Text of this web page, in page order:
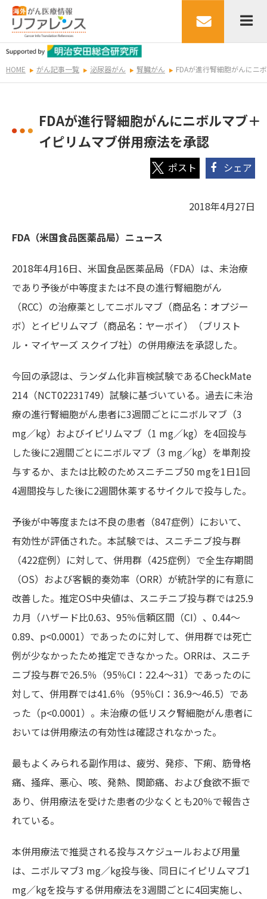
HOME がん記事一覧 泌尿器がん 腎臓がん FDAが進行腎細胞がんにニ
FDAが進行腎細胞がんにニボルマブ＋
イピリムマブ併用療法を承認
シェア
2018年4月27日
FDA（米国食品医薬品局）ニュース
2018年4月16日、米国食品医薬品局（FDA）は、未治療
であり予後が中等度または不良の進行腎細胞がん
（RCC）の治療薬としてニボルマブ（商品名：オプジー
ボ）とイピリムマブ（商品名：ヤーボイ）（ブリスト
ル・マイヤーズ スクイブ社）の併用療法を承認した。
今回の承認は、ランダム化非盲検試験であるCheckMate
214（NCT02231749）試験に基づいている。過去に未治
療の進行腎細胞がん患者に3週間ごとにニボルマブ（3
mg／kg）およびイピリムマブ（1 mg／kg）を4回投与
した後に2週間ごとにニボルマブ（3 mg／kg）を単剤投
与するか、または比較のためスニチニブ50 mgを1日1回
4週間投与した後に2週間休薬するサイクルで投与した。
予後が中等度または不良の患者（847症例）において、
有効性が評価された。本試験では、スニチニブ投与群
（422症例）に対して、併用群（425症例）で全生存期間
（OS）および客観的奏効率（ORR）が統計学的に有意に
改善した。推定OS中央値は、スニチニブ投与群では25.9
カ月（ハザード比0.63、95％信頼区間（CI）、0.44～
0.89、p<0.0001）であったのに対して、併用群では死亡
例が少なかったため推定できなかった。ORRは、スニチ
ニブ投与群で26.5％（95％CI：22.4～31）であったのに
対して、併用群では41.6％（95％CI：36.9～46.5）であ
った（p<0.0001）。未治療の低リスク腎細胞がん患者に
おいては併用療法の有効性は確認されなかった。
最もよくみられる副作用は、疲労、発疹、下痢、筋骨格
痛、掻痒、悪心、咳、発熱、関節痛、および食欲不振で
あり、併用療法を受けた患者の少なくとも20％で報告さ
れている。
本併用療法で推奨される投与スケジュールおよび用量
は、ニボルマブ3 mg／kg投与後、同日にイピリムマブ1
mg／kgを投与する併用療法を3週間ごとに4回実施し、